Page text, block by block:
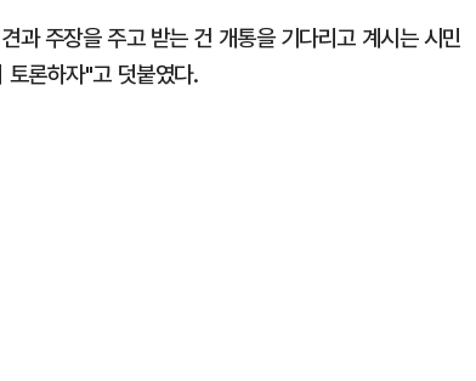
과 주장을 주고 받는 건 개통을 기다리고 계시는 시민
론하자"고 덧붙였다.